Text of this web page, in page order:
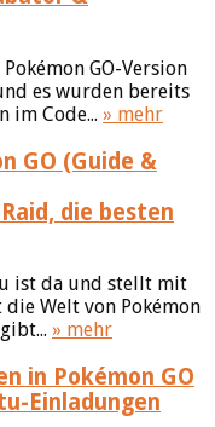
GO-Version
es wurden bereits
im Code... » mehr
die besten
ist da und stellt mit
Welt von Pokémon
» mehr
Einladungen